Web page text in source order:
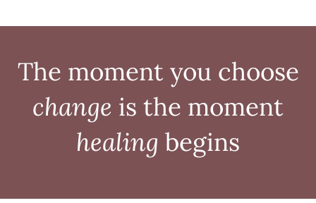
The moment you choose
change is the moment
healing begins